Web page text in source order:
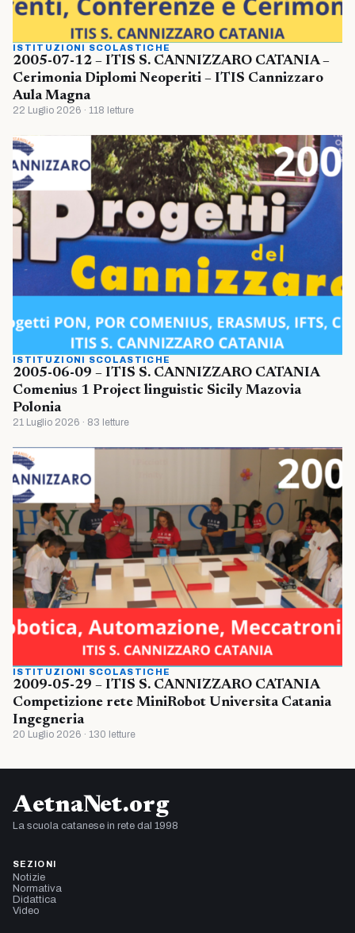
ISTITUZIONI SCOLASTICHE
2005-07-12 – ITIS S. CANNIZZARO CATANIA –
Cerimonia Diplomi Neoperiti – ITIS Cannizzaro
Aula Magna
22 Luglio 2026 · 118 letture
ISTITUZIONI SCOLASTICHE
2005-06-09 – ITIS S. CANNIZZARO CATANIA
Comenius 1 Project linguistic Sicily Mazovia
Polonia
21 Luglio 2026 · 83 letture
ISTITUZIONI SCOLASTICHE
2009-05-29 – ITIS S. CANNIZZARO CATANIA
Competizione rete MiniRobot Universita Catania
Ingegneria
20 Luglio 2026 · 130 letture
AetnaNet.org
La scuola catanese in rete dal 1998
SEZIONI
Notizie
Normativa
Didattica
Video